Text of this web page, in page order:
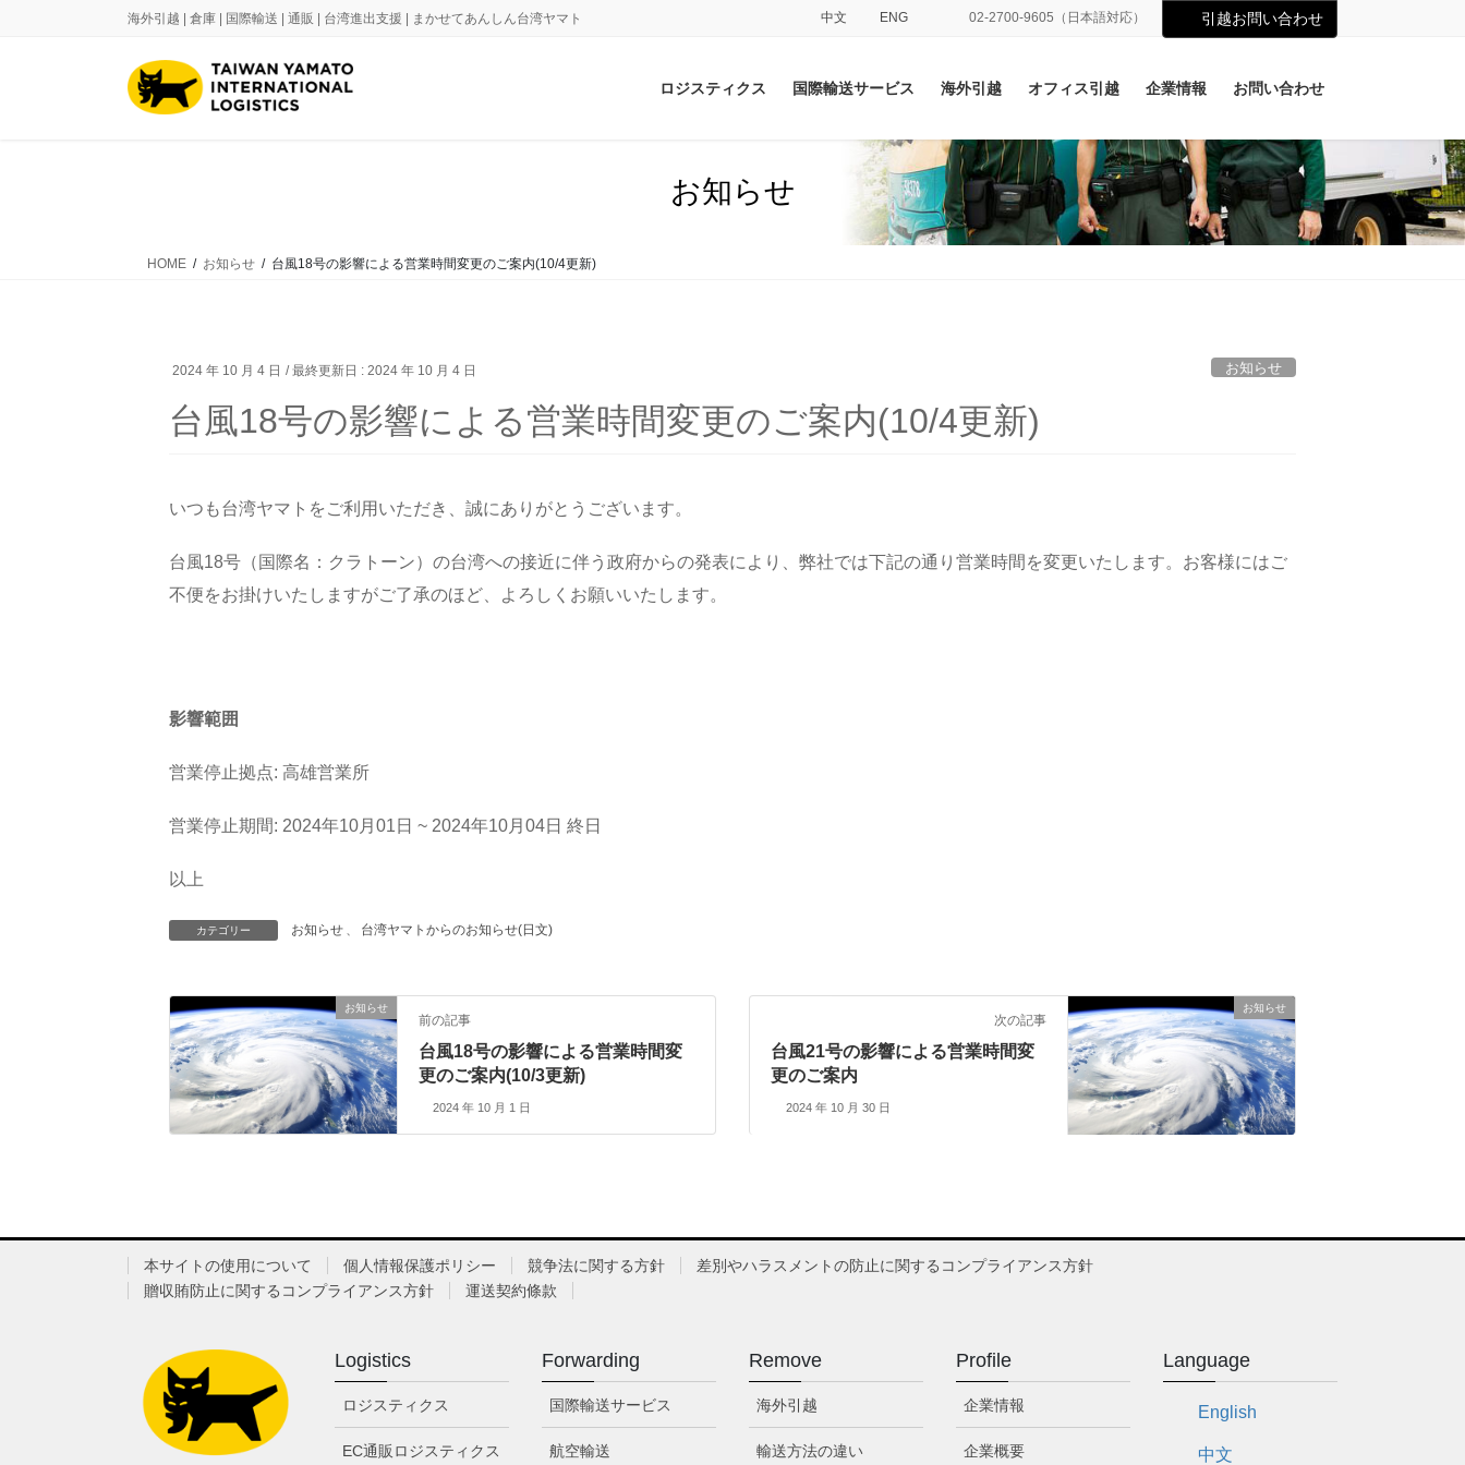
海外引越 | 倉庫 | 国際輸送 | 通販 | 台湾進出支援 | まかせてあんしん台湾ヤマト 中文 ENG 02-2700-9605（日本語対応） 引越お問い合わせ
ロジスティクス 国際輸送サービス 海外引越 オフィス引越 企業情報 お問い合わせ
お知らせ
HOME お知らせ 台風18号の影響による営業時間変更のご案内(10/4更新)
2024 年 10 月 4 日 / 最終更新日 :2024 年 10 月 4 日 お知らせ
台風18号の影響による営業時間変更のご案内(10/4更新)
いつも台湾ヤマトをご利用いただき、誠にありがとうございます。
台風18号（国際名：クラトーン）の台湾への接近に伴う政府からの発表により、弊社では下記の通り営業時間を変更いたします。お客様にはご
不便をお掛けいたしますがご了承のほど、よろしくお願いいたします。
影響範囲
営業停止拠点: 高雄営業所
営業停止期間: 2024年10月01日 ~ 2024年10月04日 終日
以上
カテゴリー お知らせ 、 台湾ヤマトからのお知らせ(日文)
お知らせ
前の記事
台風18号の影響による営業時間変
更のご案内(10/3更新)
2024 年 10 月 1 日
お知らせ
次の記事
台風21号の影響による営業時間変
更のご案内
2024 年 10 月 30 日
本サイトの使用について 個人情報保護ポリシー 競争法に関する方針
差別やハラスメントの防止に関するコンプライアンス方針
贈収賄防止に関するコンプライアンス方針
運送契約條款
Logistics
ロジスティクス
EC通販ロジスティクス
Forwarding
国際輸送サービス
航空輸送
Remove
海外引越
輸送方法の違い
Profile
企業情報
企業概要
Language
English
中文